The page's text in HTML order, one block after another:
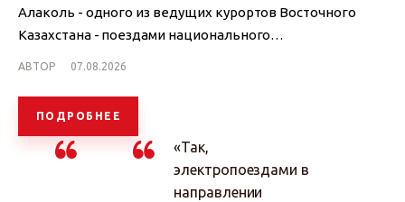
Алаколь - одного из ведущих курортов Восточного
Казахстана - поездами национального…
АВТОР 07.08.2026
ПОДРОБНЕЕ
«Так,
электропоездами в
направлении